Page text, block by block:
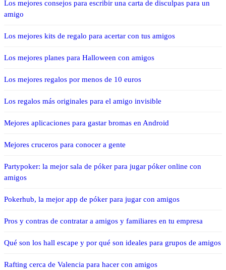
Los mejores consejos para escribir una carta de disculpas para un
amigo
Los mejores kits de regalo para acertar con tus amigos
Los mejores planes para Halloween con amigos
Los mejores regalos por menos de 10 euros
Los regalos más originales para el amigo invisible
Mejores aplicaciones para gastar bromas en Android
Mejores cruceros para conocer a gente
Partypoker: la mejor sala de póker para jugar póker online con
amigos
Pokerhub, la mejor app de póker para jugar con amigos
Pros y contras de contratar a amigos y familiares en tu empresa
Qué son los hall escape y por qué son ideales para grupos de amigos
Rafting cerca de Valencia para hacer con amigos